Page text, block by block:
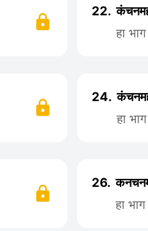
22.
हा
24.
हा
26.
हा